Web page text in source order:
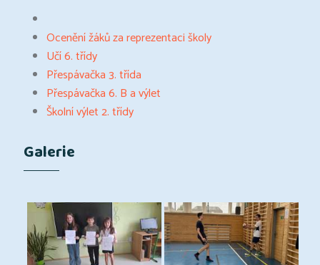
Ocenění žáků za reprezentaci školy
Učí 6. třídy
Přespávačka 3. třída
Přespávačka 6. B a výlet
Školní výlet 2. třídy
Galerie